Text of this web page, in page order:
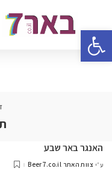
פתח סרגל נגישות
האנגר באר שבע
ע״י צוות האתר Beer7.co.il